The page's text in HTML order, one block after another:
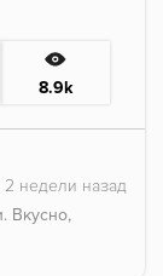
8.9k
Вкусно,